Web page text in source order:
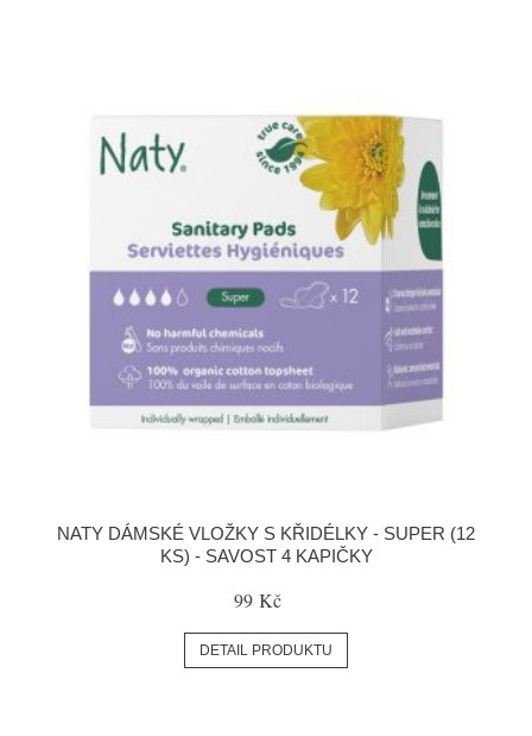
NATY DÁMSKÉ VLOŽKY S KŘIDÉLKY - SUPER (12
KS) - SAVOST 4 KAPIČKY
99 Kč
DETAIL PRODUKTU